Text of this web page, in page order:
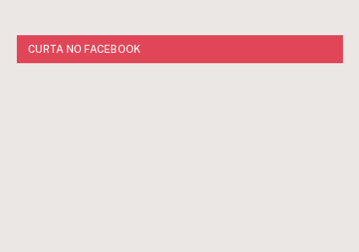
CURTA NO FACEBOOK